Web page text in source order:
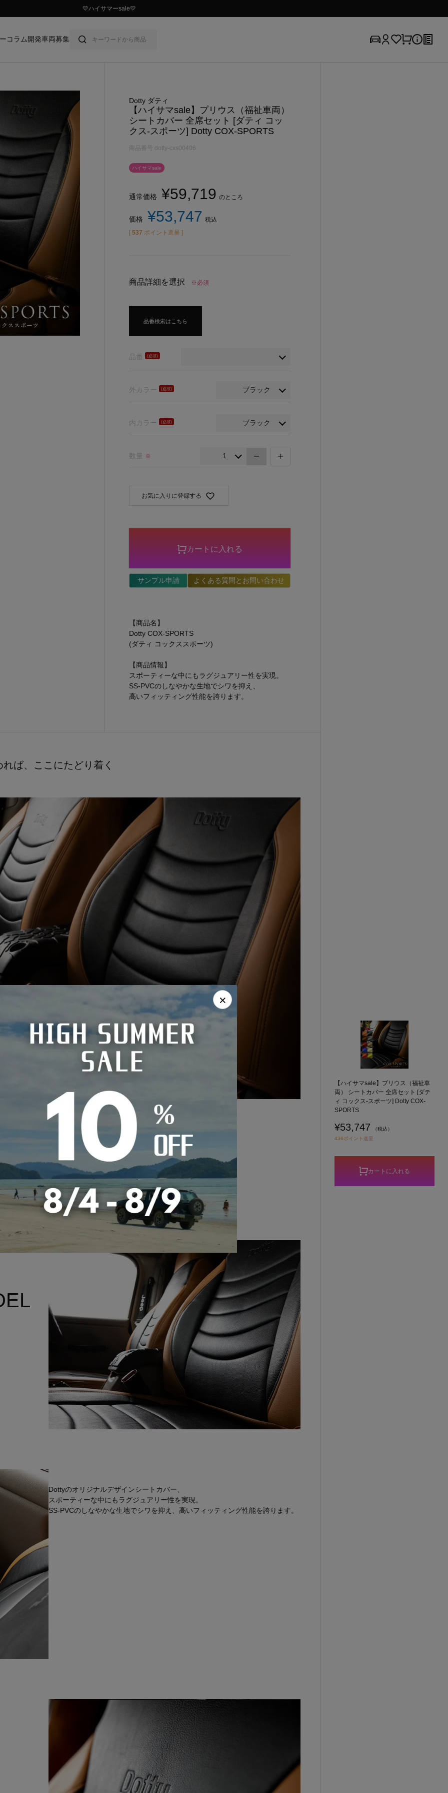
￥10,000以上ご購入で送料無料
コラム 開発車両募集
Dotty ダティ
【ハイサマsale】プリウス（福祉車両）
シートカバー 全席セット [ダティ コッ
クス-スポーツ] Dotty COX-SPORTS
商品番号 dotty-cxs00406
ハイサマsale
通常価格 ¥59,719 のところ
価格 ¥53,747 税込
[ 537 ポイント進呈 ]
商品詳細を選択 ※必須
品番検索はこちら
品番
外カラー
内カラー
お気に入りに登録する
数量 ※
カートに入れる
サンプル申請 よくある質問とお問い合わせ
【商品名】
Dotty COX-SPORTS
(ダティ コックススポーツ)
【商品情報】
スポーティーな中にもラグジュアリー性を実現。
SS-PVCのしなやかな生地でシワを抑え、
高いフィッティング性能を誇ります。
れば、ここにたどり着く
COXデザインの特徴
ツートンカラーでも映えるスポーツシート
トパフォーマンスに優れたスポーティ＆カジュアルタイプカバーです。
Dottyのオリジナルデザインシートカバー、
スポーティーな中にもラグジュアリー性を実現。
SS-PVCのしなやかな生地でシワを抑え、高いフィッティング性能を誇ります。
【ハイサマsale】プリウス（福祉車
両） シートカバー 全席セット [ダテ
ィ コックス-スポーツ] Dotty COX-
SPORTS
¥53,747
（税込）
436ポイント進呈
カートに入れる
×